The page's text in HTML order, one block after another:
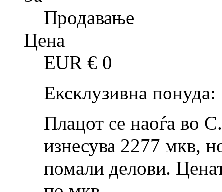
Продавање
Цена
EUR € 0
Ексклузивна понуда:
Плацот се наоѓа во
изнесува 2277 мкв,
помали делови.